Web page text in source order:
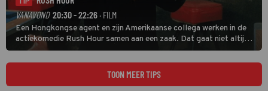
VANAVOND 20:30 - 22:26 · FILM
Een Hongkongse agent en zijn Amerikaanse collega werken in de
actiekomedie Rush Hour samen aan een zaak. Dat gaat niet altijd
van een leien dakje.
TOON MEER TIPS